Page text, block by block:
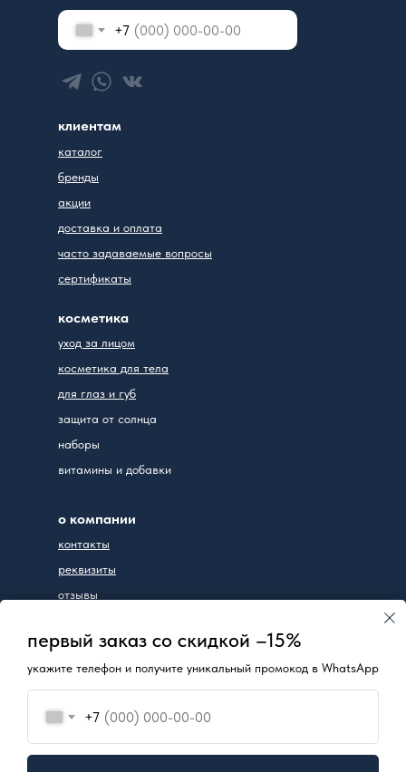
первый заказ со скидкой –15%
укажите телефон и получите уникальный промокод в WhatsApp
+7
каталог
бренды
акции
доставка и оплата
часто задаваемые вопросы
сертификаты
клиентам
уход за лицом
косметика для тела
для глаз и губ
защита от солнца
наборы
витамины и добавки
косметика
контакты
реквизиты
отзывы
о компании
+7
ИП Чудакова Юлия Вадимовна
г. Новосибирск,
пн-вс: 10:00-17:00
ОГРНИП 312547615300138
+7(953)799-07-77